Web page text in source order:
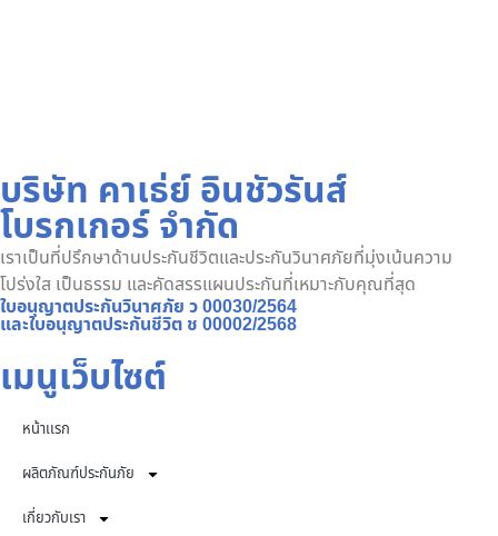
บริษัท คาเธ่ย์ อินชัวรันส์
โบรกเกอร์ จำกัด
เราเป็นที่ปรึกษาด้านประกันชีวิตและประกันวินาศภัยที่มุ่งเน้นความ
โปร่งใส เป็นธรรม และคัดสรรแผนประกันที่เหมาะกับคุณที่สุด
ใบอนุญาตประกันวินาศภัย ว 00030/2564
และใบอนุญาตประกันชีวิต ช 00002/2568
เมนูเว็บไซต์
หน้าเเรก
ผลิตภัณฑ์ประกันภัย
เกี่ยวกับเรา